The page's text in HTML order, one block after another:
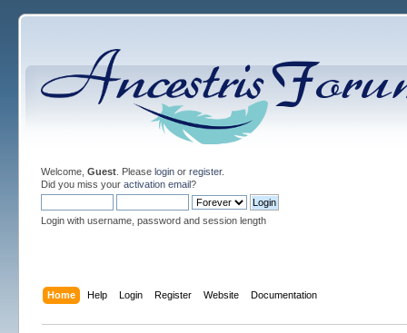
Welcome, Guest. Please loginor register.
Did you miss your activation email?
Login with username, password and session length
Home Help Login Register Website Documentation